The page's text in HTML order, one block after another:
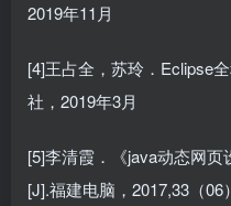
2019年11月
[4]王占全，苏玲．Eclipse
社，2019年3月
[5]李清霞．《java动态网
[J].福建电脑，2017,33（06